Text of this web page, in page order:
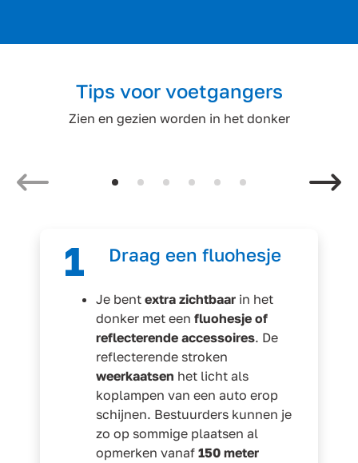
Tips voor voetgangers
Zien en gezien worden in het donker
Vorige
1 Draag een fluohesje
Je bent extra zichtbaar in het
donker met een fluohesje of
reflecterende accessoires. De
reflecterende stroken
weerkaatsen het licht als
koplampen van een auto erop
schijnen. Bestuurders kunnen je
zo op sommige plaatsen al
opmerken vanaf 150 meter